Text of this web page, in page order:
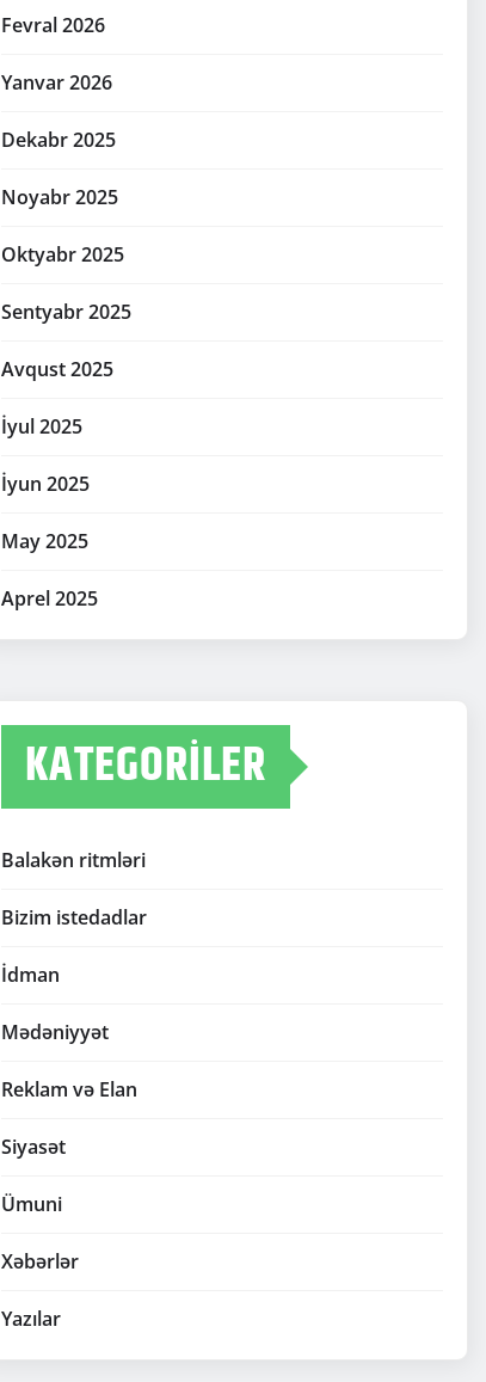
Fevral 2026
Yanvar 2026
Dekabr 2025
Noyabr 2025
Oktyabr 2025
Sentyabr 2025
Avqust 2025
İyul 2025
İyun 2025
May 2025
Aprel 2025
KATEGORILER
Balakən ritmləri
Bizim istedadlar
İdman
Mədəniyyət
Reklam və Elan
Siyasət
Ümuni
Xəbərlər
Yazılar